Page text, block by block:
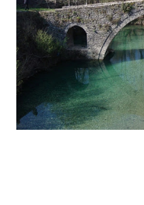
ΠΕΡΙΒΑΛΛΟΝ
ΤΕΧΝΟΛΟΓΙΑ
ΔΙΕΘΝΗ